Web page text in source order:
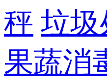
秤 垃圾
果蔬消